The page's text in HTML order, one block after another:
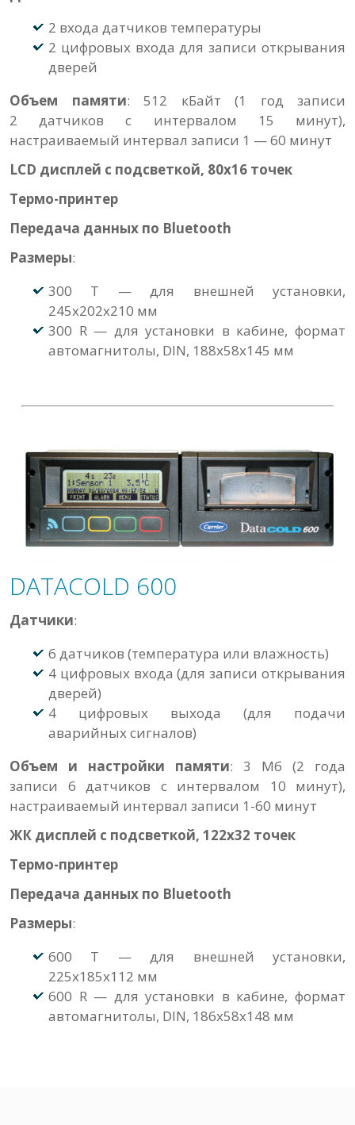
2 входа датчиков температуры
2 цифровых входа для записи открывания
дверей
Объем памяти: 512 кБайт (1 год записи
2 датчиков с интервалом 15 минут),
настраиваемый интервал записи 1 — 60 минут
LCD дисплей с подсветкой, 80х16 точек
Термо-принтер
Передача данных по Bluetooth
Размеры:
300 T — для внешней установки,
245х202х210 мм
300 R — для установки в кабине, формат
автомагнитолы, DIN, 188х58х145 мм
DATACOLD 600
Датчики:
6 датчиков (температура или влажность)
4 цифровых входа (для записи открывания
дверей)
4 цифровых выхода (для подачи
аварийных сигналов)
Объем и настройки памяти: 3 Мб (2 года
записи 6 датчиков с интервалом 10 минут),
настраиваемый интервал записи 1-60 минут
ЖК дисплей с подсветкой, 122х32 точек
Термо-принтер
Передача данных по Bluetooth
Размеры:
600 T — для внешней установки,
225х185х112 мм
600 R — для установки в кабине, формат
автомагнитолы, DIN, 186х58х148 мм